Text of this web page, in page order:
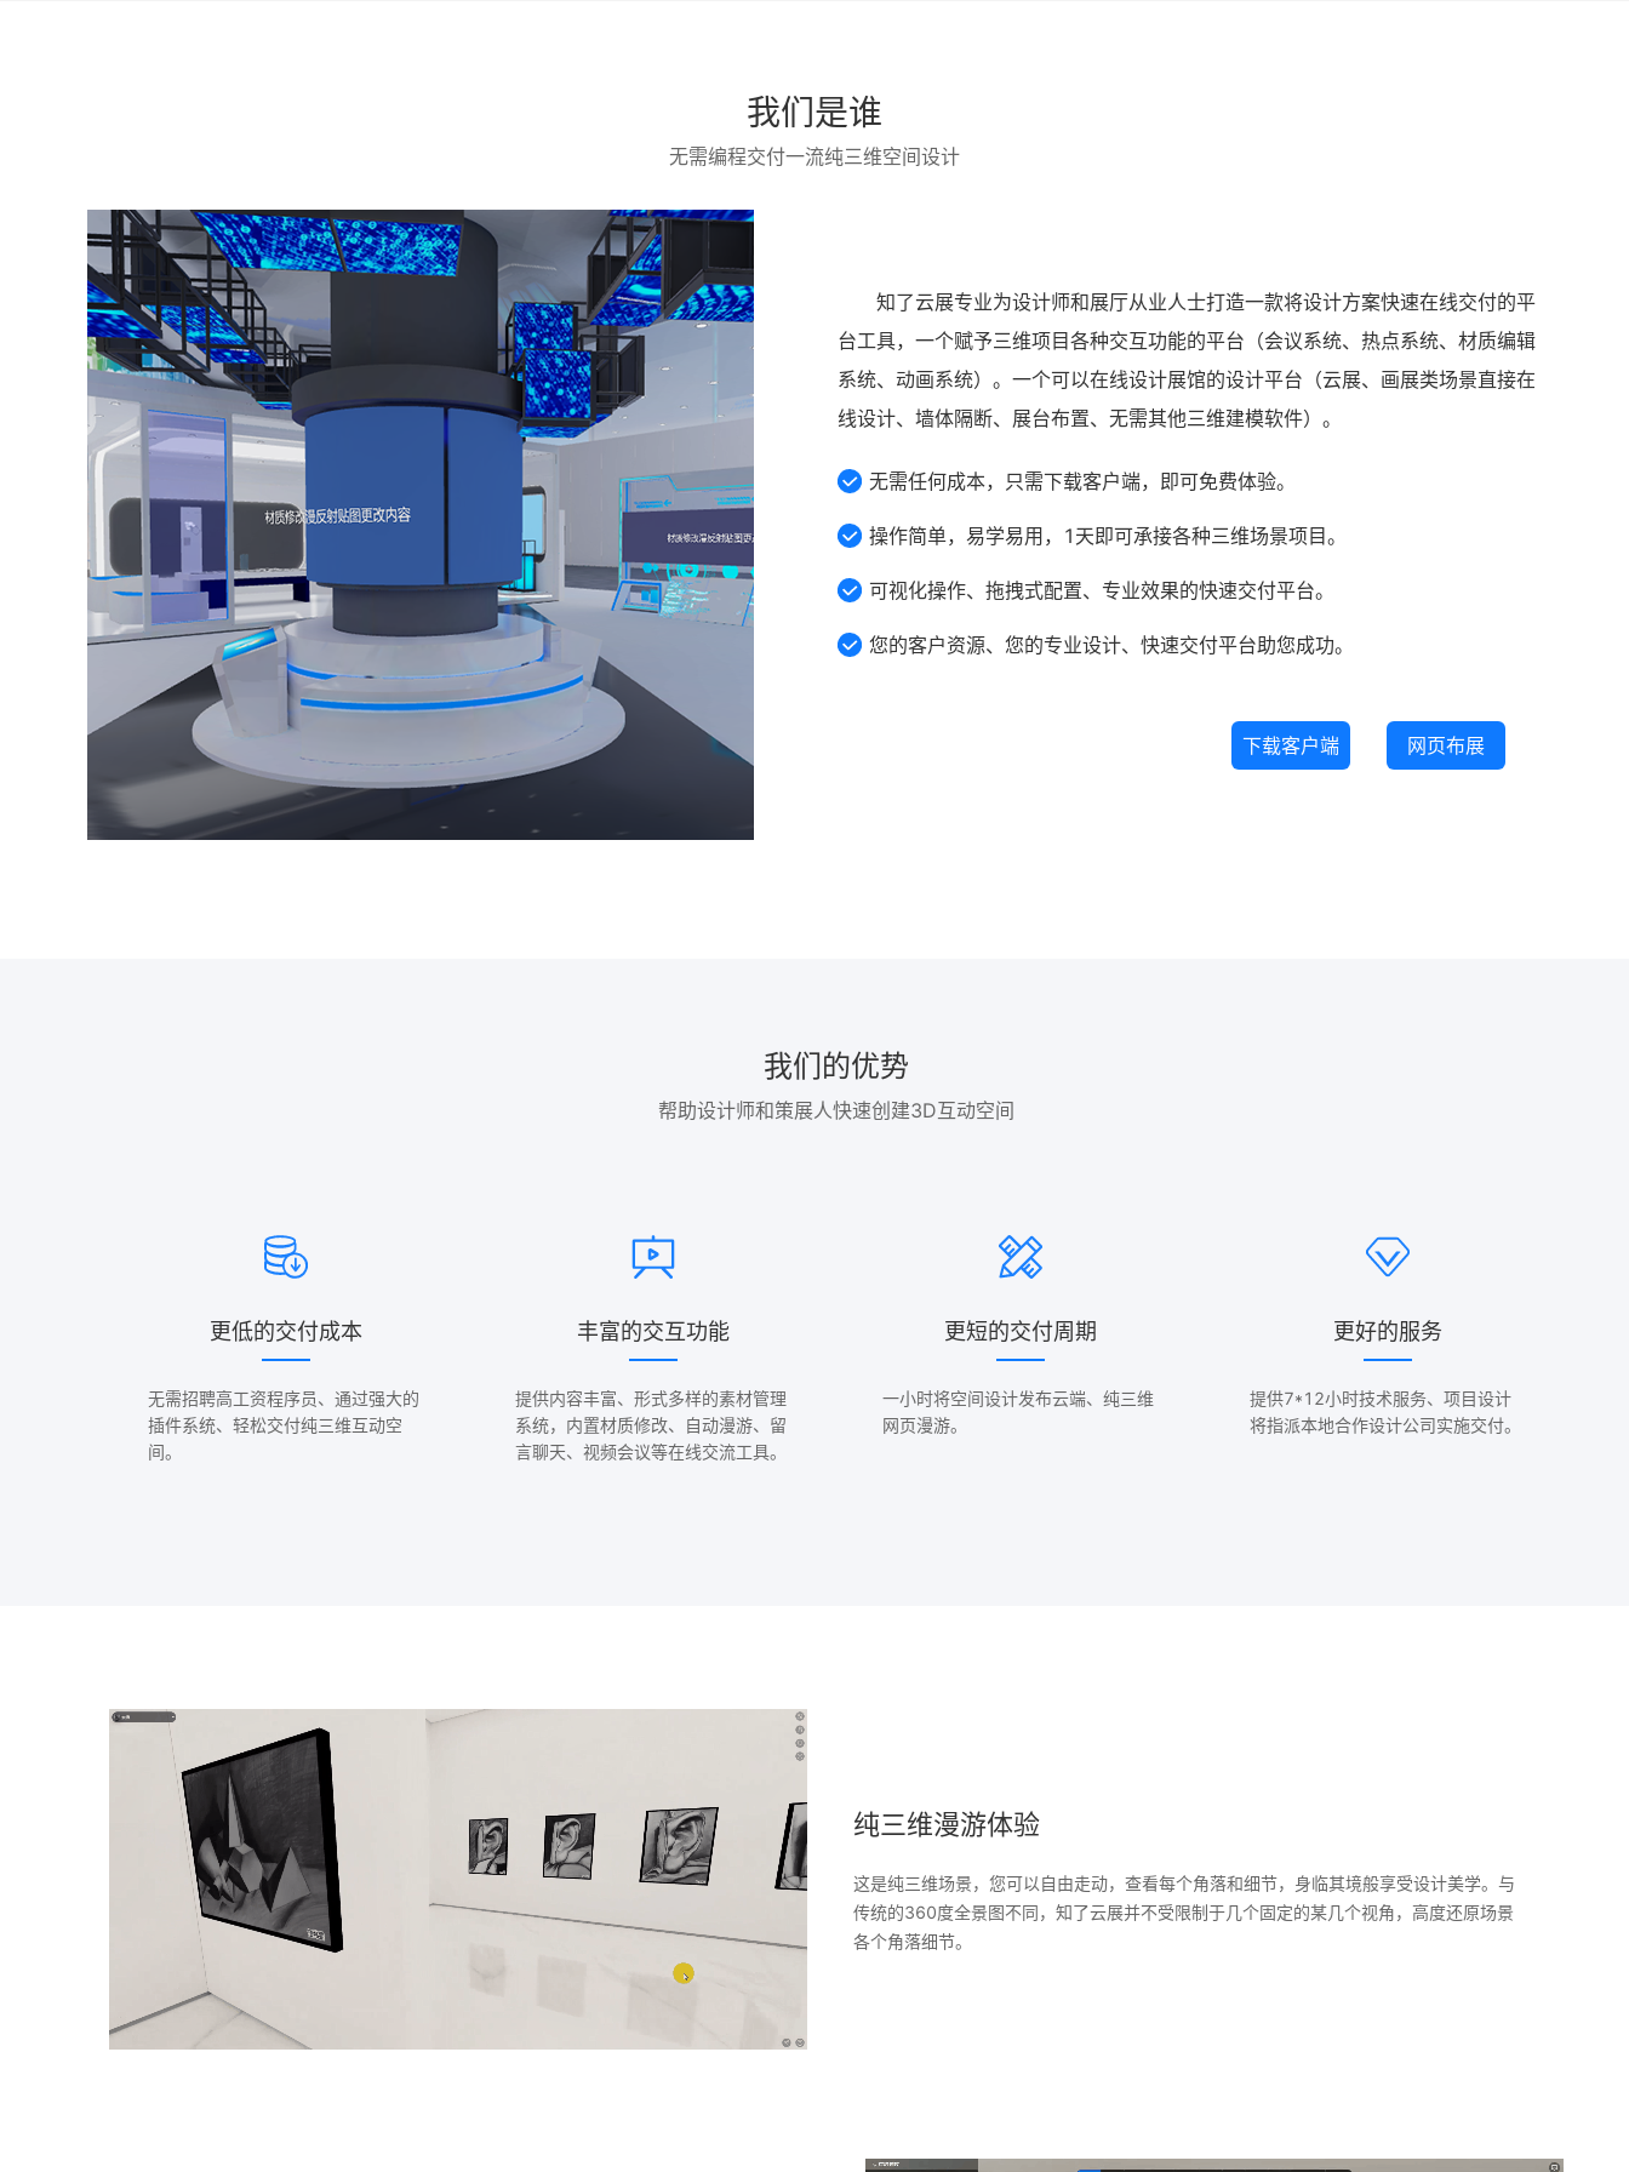
我们是谁
无需编程交付一流纯三维空间设计
知了云展专业为设计师和展厅从业人士打造一款将设计方案快速在线交付的平
台工具，一个赋予三维项目各种交互功能的平台（会议系统、热点系统、材质编辑
系统、动画系统）。一个可以在线设计展馆的设计平台（云展、画展类场景直接在
线设计、墙体隔断、展台布置、无需其他三维建模软件）。
无需任何成本，只需下载客户端，即可免费体验。
操作简单，易学易用，1天即可承接各种三维场景项目。
可视化操作、拖拽式配置、专业效果的快速交付平台。
您的客户资源、您的专业设计、快速交付平台助您成功。
下载客户端 网页布展
我们的优势
帮助设计师和策展人快速创建3D互动空间
更低的交付成本
无需招聘高工资程序员、通过强大的
插件系统、轻松交付纯三维互动空
间。
丰富的交互功能
提供内容丰富、形式多样的素材管理
系统，内置材质修改、自动漫游、留
言聊天、视频会议等在线交流工具。
更短的交付周期
一小时将空间设计发布云端、纯三维
网页漫游。
更好的服务
提供7*12小时技术服务、项目设计
将指派本地合作设计公司实施交付。
纯三维漫游体验
这是纯三维场景，您可以自由走动，查看每个角落和细节，身临其境般享受设计美学。与
传统的360度全景图不同， 知了云展并不受限制于几个固定的某几个视角，高度还原场景
各个角落细节。